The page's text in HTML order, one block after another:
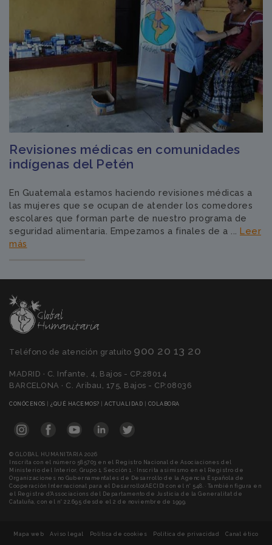
Revisiones médicas en comunidades
indígenas del Petén
En Guatemala estamos haciendo revisiones médicas a
las mujeres que se ocupan de atender los comedores
escolares que forman parte de nuestro programa de
seguridad alimentaria. Empezamos a finales de a ... Leer
más
Teléfono de atención gratuíto 900 20 13 20
MADRID · C. Infante, 4, Bajos - CP:28014
BARCELONA · C. Aribau, 175, Bajos - CP:08036
CONÓCENOS (CURRENT)
¿QUÉ HACEMOS? (CURRENT)
ACTUALIDAD (CURRENT)
COLABORA(CURRENT)
© GLOBAL HUMANITARIA 2026
Inscrita con el número 585703 en el Registro Nacional de Asociaciones del
Ministerio del Interior, Grupo 1, Sección 1. · Inscrita asimismo en el Registro de
Organizaciones no Gubernamentales de Desarrollo de la Agencia Española de
Cooperación Internacional para el Desarrollo(AECID) con el n° 548. · También figura en
el Registre d'Associacions del Departamento de Justicia de la Generalitat de
Cataluña, con el n° 22.695 desde el 2 de noviembre de 1999.
Mapa web Aviso legal Política de cookies Política de privacidad Canal ético